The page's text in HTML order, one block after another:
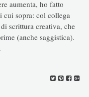
aumenta, ho fatto
sopra: col collega
scrittura creativa, che
(anche saggistica).